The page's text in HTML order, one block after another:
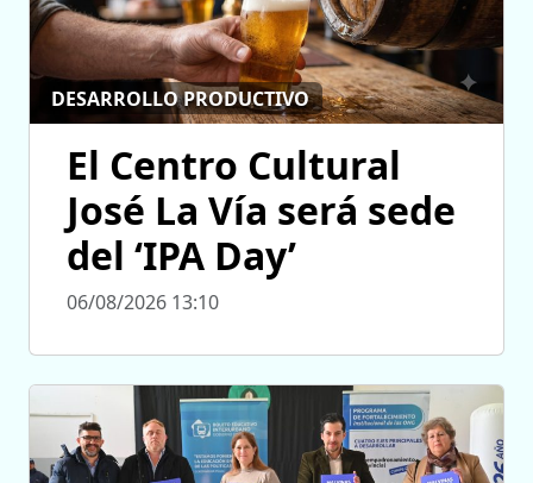
DESARROLLO PRODUCTIVO
El Centro Cultural
José La Vía será sede
del ‘IPA Day’
06/08/2026 13:10